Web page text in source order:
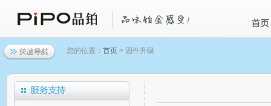
您的位置： 首页 > 固件升级